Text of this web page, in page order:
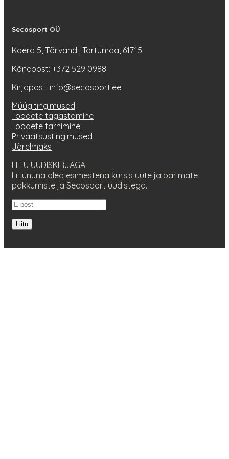
Secosport OÜ
Kaera 5, Tõrvandi, Tartumaa, 61715
Kõnepost: +372 529 0988
Kirjapost: info@secosport.ee
Müügitingimused
Toodete tagastamine
Toodete tarnimine
Privaatsustingimused
Järelmaks
LIITU UUDISKIRJAGA
Liitununa oled esimestena kursis uute ja parimate
pakkumiste ja Secosport uudistega.
Liitu